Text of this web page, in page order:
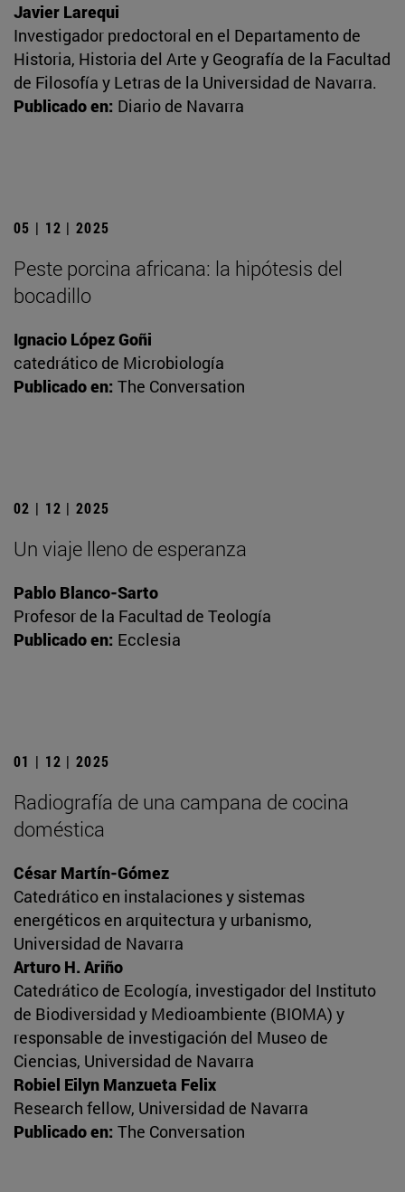
Javier Larequi
Investigador predoctoral en el Departamento de
Historia, Historia del Arte y Geografía de la Facultad
de Filosofía y Letras de la Universidad de Navarra.
Publicado en: Diario de Navarra
05 | 12 | 2025
Peste porcina africana: la hipótesis del
bocadillo
Ignacio López Goñi
catedrático de Microbiología
Publicado en: The Conversation
02 | 12 | 2025
Un viaje lleno de esperanza
Pablo Blanco-Sarto
Profesor de la Facultad de Teología
Publicado en: Ecclesia
01 | 12 | 2025
Radiografía de una campana de cocina
doméstica
César Martín-Gómez
Catedrático en instalaciones y sistemas
energéticos en arquitectura y urbanismo,
Universidad de Navarra
Arturo H. Ariño
Catedrático de Ecología, investigador del Instituto
de Biodiversidad y Medioambiente (BIOMA) y
responsable de investigación del Museo de
Ciencias, Universidad de Navarra
Robiel Eilyn Manzueta Felix
Research fellow, Universidad de Navarra
Publicado en: The Conversation